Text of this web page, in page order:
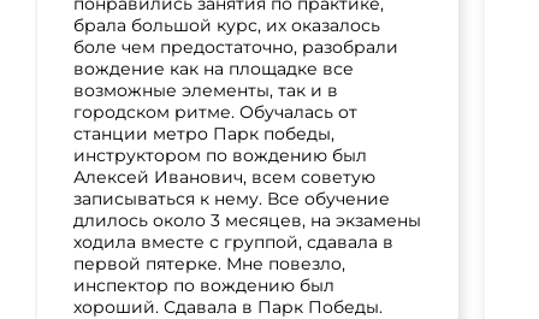
брала большой курс, их оказалось
боле чем предостаточно, разобрали
вождение как на площадке все
возможные элементы, так и в
городском ритме. Обучалась от
станции метро Парк победы,
инструктором по вождению был
Алексей Иванович, всем советую
записываться к нему. Все обучение
длилось около 3 месяцев, на экзамены
ходила вместе с группой, сдавала в
первой пятерке. Мне повезло,
инспектор по вождению был
хороший. Сдавала в Парк Победы.